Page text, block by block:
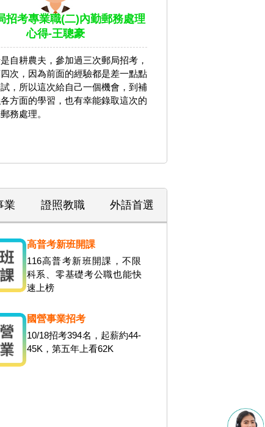
招考專業職(二)內勤郵務處理
心得-王聰豪
自耕農夫，參加過三次郵局招考，
次，因為前面的經驗都是差一點點
，所以這次給自己一個機會，到補
方面的學習，也有幸能錄取這次的
務處理。
業 證照教職 外語首選
高普考新班開課
116高普考新班開課，不限
科系、零基礎考公職也能快
速上榜
國營事業招考
10/18招考394名，起薪約44-
45K，第五年上看62K